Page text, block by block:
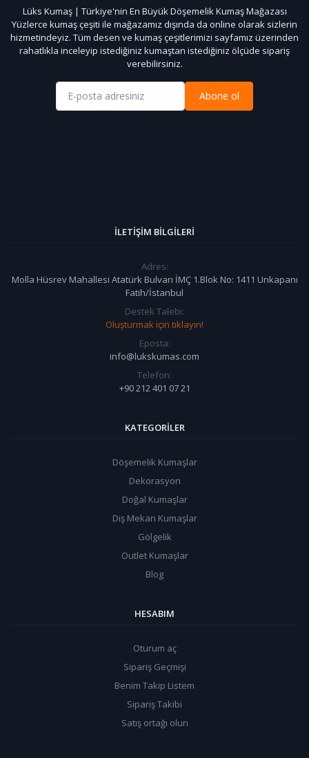
Lüks Kumaş | Türkiye'nin En Büyük Döşemelik Kumaş Mağazası
Yüzlerce kumaş çeşiti ile mağazamız dışında da online olarak sizlerin
hizmetindeyiz. Tüm desen ve kumaş çeşitlerimizi sayfamız üzerinden
rahatlıkla inceleyip istediğiniz kumaştan istediğiniz ölçüde sipariş
verebilirsiniz.
Abone ol
İLETIŞIM BILGILERI
Adres:
Molla Hüsrev Mahallesi Atatürk Bulvarı İMÇ 1.Blok No: 1411 Unkapanı
Fatih/İstanbul
Destek Talebi:
Oluşturmak için tıklayın!
Eposta:
info@lukskumas.com
Telefon:
+90 212 401 07 21
KATEGORILER
Döşemelik Kumaşlar
Dekorasyon
Doğal Kumaşlar
Dış Mekan Kumaşlar
Gölgelik
Outlet Kumaşlar
Blog
HESABIM
Oturum aç
Sipariş Geçmişi
Benim Takip Listem
Sipariş Takibi
Satış ortağı olun